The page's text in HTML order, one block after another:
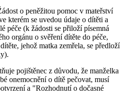
o peněžitou pomoc v mateřství
kterém se uvedou údaje o dítěti a
péče (k žádosti se přiloží písemná
orgánu o svěření dítěte do péče,
jehož matka zemřela, se předloží
pojištěnec z důvodu, že manželka
onemocnění o dítě pečovat, musí
a "Rozhodnutí o dočasné